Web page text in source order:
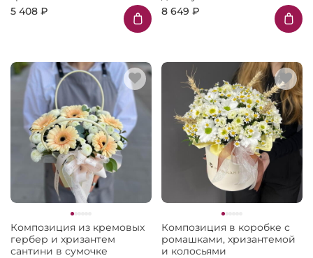
5 408 ₽
8 649 ₽
Композиция из кремовых
гербер и хризантем
сантини в сумочке
Композиция в коробке с
ромашками, хризантемой
и колосьями